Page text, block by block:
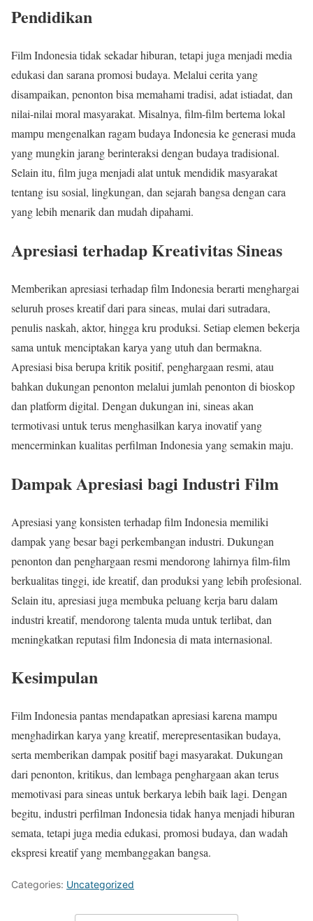
Pendidikan
Film Indonesia tidak sekadar hiburan, tetapi juga menjadi media
edukasi dan sarana promosi budaya. Melalui cerita yang
disampaikan, penonton bisa memahami tradisi, adat istiadat, dan
nilai-nilai moral masyarakat. Misalnya, film-film bertema lokal
mampu mengenalkan ragam budaya Indonesia ke generasi muda
yang mungkin jarang berinteraksi dengan budaya tradisional.
Selain itu, film juga menjadi alat untuk mendidik masyarakat
tentang isu sosial, lingkungan, dan sejarah bangsa dengan cara
yang lebih menarik dan mudah dipahami.
Apresiasi terhadap Kreativitas Sineas
Memberikan apresiasi terhadap film Indonesia berarti menghargai
seluruh proses kreatif dari para sineas, mulai dari sutradara,
penulis naskah, aktor, hingga kru produksi. Setiap elemen bekerja
sama untuk menciptakan karya yang utuh dan bermakna.
Apresiasi bisa berupa kritik positif, penghargaan resmi, atau
bahkan dukungan penonton melalui jumlah penonton di bioskop
dan platform digital. Dengan dukungan ini, sineas akan
termotivasi untuk terus menghasilkan karya inovatif yang
mencerminkan kualitas perfilman Indonesia yang semakin maju.
Dampak Apresiasi bagi Industri Film
Apresiasi yang konsisten terhadap film Indonesia memiliki
dampak yang besar bagi perkembangan industri. Dukungan
penonton dan penghargaan resmi mendorong lahirnya film-film
berkualitas tinggi, ide kreatif, dan produksi yang lebih profesional.
Selain itu, apresiasi juga membuka peluang kerja baru dalam
industri kreatif, mendorong talenta muda untuk terlibat, dan
meningkatkan reputasi film Indonesia di mata internasional.
Kesimpulan
Film Indonesia pantas mendapatkan apresiasi karena mampu
menghadirkan karya yang kreatif, merepresentasikan budaya,
serta memberikan dampak positif bagi masyarakat. Dukungan
dari penonton, kritikus, dan lembaga penghargaan akan terus
memotivasi para sineas untuk berkarya lebih baik lagi. Dengan
begitu, industri perfilman Indonesia tidak hanya menjadi hiburan
semata, tetapi juga media edukasi, promosi budaya, dan wadah
ekspresi kreatif yang membanggakan bangsa.
Categories: Uncategorized